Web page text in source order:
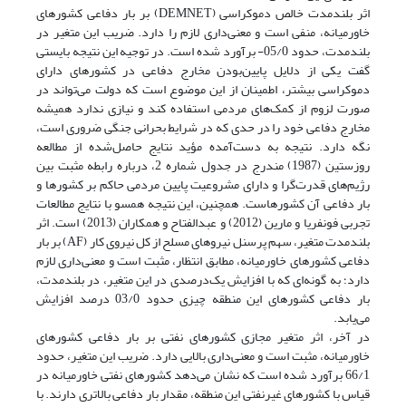
اثر بلندمدت خالص دموکراسی (DEMNET) بر بار دفاعی کشورهای
خاورمیانه، منفی است و معنی‌داری لازم را دارد. ضریب این متغیر در
بلندمدت، حدود 05/0- برآورد شده است. در توجیه این نتیجه بایستی
گفت یکی از دلایل پایین‌بودن مخارج دفاعی در کشورهای دارای
دموکراسی بیشتر، اطمینان از این موضوع است که دولت می‌تواند در
صورت لزوم از کمک‌های مردمی استفاده کند و نیازی ندارد همیشه
مخارج دفاعی خود را در حدی که در شرایط بحرانی جنگی ضروری است،
نگه دارد. نتیجه به دست‌آمده مؤید نتایج حاصل‌شده از مطالعه
روزستین (1987) مندرج در جدول شماره 2، درباره رابطه مثبت بین
رژیم‌های قدرت‌گرا و دارای مشروعیت پایین مردمی حاکم بر کشورها و
بار دفاعی آن کشورهاست. همچنین، این نتیجه همسو با نتایج مطالعات
تجربی فونفریا و مارین (2012) و عبدالفتاح و همکاران (2013) است. اثر
بلندمدت متغیر، سهم پرسنل نیروهای مسلح از کل نیروی کار (AF) بر بار
دفاعی کشورهای خاورمیانه، مطابق انتظار، مثبت است و معنی‌داری لازم
دارد؛ به گونه‌ای که با افزایش یک‌درصدی در این متغیر، در بلندمدت،
بار دفاعی کشورهای این منطقه چیزی حدود 03/0 درصد افزایش
می‌یابد.
در آخر، اثر متغیر مجازی کشورهای نفتی بر بار دفاعی کشورهای
خاورمیانه، مثبت است و معنی‌داری بالایی دارد. ضریب این متغیر، حدود
66/1 برآورد شده است که نشان می‌دهد کشورهای نفتی خاورمیانه در
قیاس با کشورهای غیرنفتی این منطقه، مقدار بار دفاعی بالاتری دارند. با